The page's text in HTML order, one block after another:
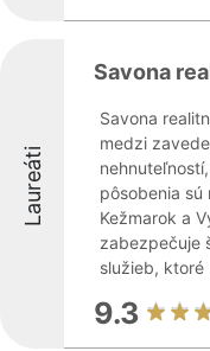
Laureáti
Savona
Savona
medzi
pôsobenia sú
Kežmarok a
zabezpečuje
služieb, ktoré
9.3